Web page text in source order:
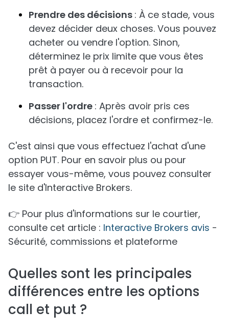
Prendre des décisions : À ce stade, vous
devez décider deux choses. Vous pouvez
acheter ou vendre l'option. Sinon,
déterminez le prix limite que vous êtes
prêt à payer ou à recevoir pour la
transaction.
Passer l'ordre : Après avoir pris ces
décisions, placez l'ordre et confirmez-le.
C'est ainsi que vous effectuez l'achat d'une
option PUT. Pour en savoir plus ou pour
essayer vous-même, vous pouvez consulter
le site d'Interactive Brokers.
👉 Pour plus d'informations sur le courtier,
consulte cet article : Interactive Brokers avis -
Sécurité, commissions et plateforme
Quelles sont les principales
différences entre les options
call et put ?